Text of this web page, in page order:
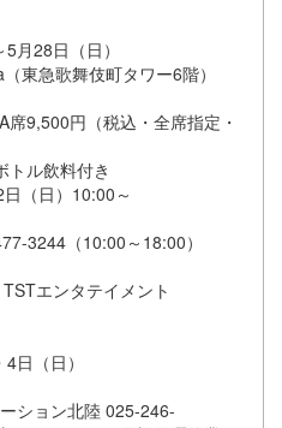
月28日（日）
東急歌舞伎町タワー6階）
9,500円（税込・全席指定・
トル飲料付き
（日）10:00～
3244（10:00～18:00）
エンタテイメント
日（日）
ション北陸 025-246-